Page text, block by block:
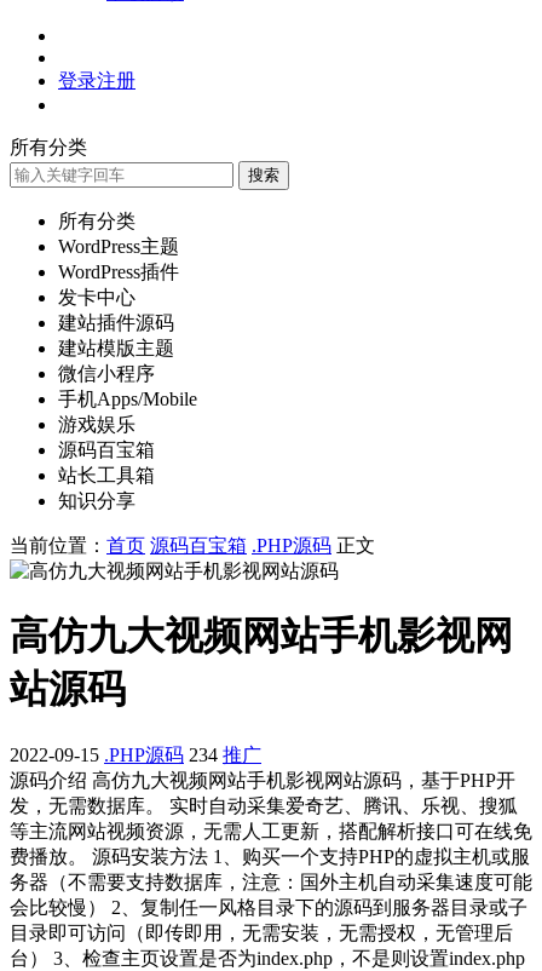
登录注册
所有分类
搜索
所有分类
WordPress主题
WordPress插件
发卡中心
建站插件源码
建站模版主题
微信小程序
手机Apps/Mobile
游戏娱乐
源码百宝箱
站长工具箱
知识分享
当前位置： 首页 源码百宝箱 .PHP源码 正文
高仿九大视频网站手机影视网
站源码
2022-09-15 .PHP源码 234 推广
源码介绍 高仿九大视频网站手机影视网站源码，基于PHP开
发，无需数据库。 实时自动采集爱奇艺、腾讯、乐视、搜狐
等主流网站视频资源，无需人工更新，搭配解析接口可在线免
费播放。 源码安装方法 1、购买一个支持PHP的虚拟主机或服
务器（不需要支持数据库，注意：国外主机自动采集速度可能
会比较慢） 2、复制任一风格目录下的源码到服务器目录或子
目录即可访问（即传即用，无需安装，无需授权，无管理后
台） 3、检查主页设置是否为index.php，不是则设置index.php